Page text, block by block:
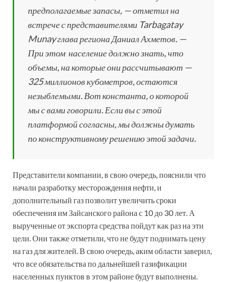
предполагаемые запасы, — отметил на
встрече с представителями Tarbagatay
Munay глава региона Даниал Ахметов. —
При этом население должно знать, что
объемы, на которые они рассчитывают —
325 миллионов кубометров, остаются
незыблемыми. Вот константа, о которой
мы с вами говорили. Если вы с этой
платформой согласны, мы должны думать
по конструктивному решению этой задачи.
Представители компании, в свою очередь, пояснили что
начали разработку месторождения нефти, и
дополнительный газ позволит увеличить сроки
обеспечения им Зайсанского района с 10 до 30 лет. А
вырученные от экспорта средства пойдут как раз на эти
цели. Они также отметили, что не будут поднимать цену
на газ для жителей. В свою очередь, аким области заверил,
что все обязательства по дальнейшей газификации
населенных пунктов в этом районе будут выполнены.